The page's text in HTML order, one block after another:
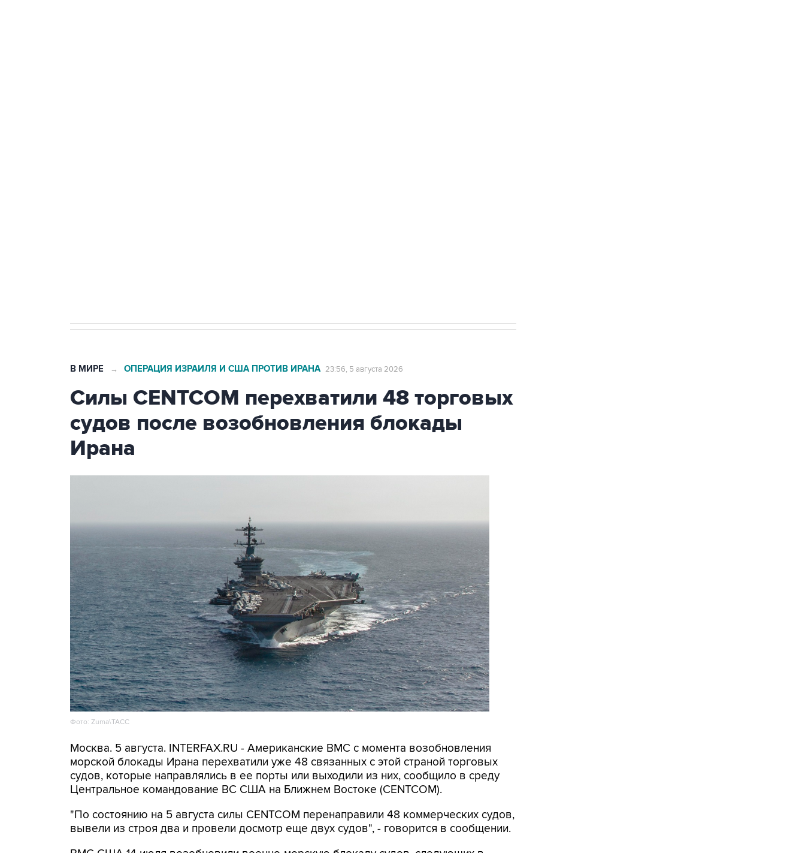
В МИРЕ → ОПЕРАЦИЯ ИЗРАИЛЯ И США ПРОТИВ ИРАНА 23:56, 5 августа 2026
Силы CENTCOM перехватили 48 торговых
судов после возобновления блокады
Ирана
Фото: Zuma\ТАСС
Москва. 5 августа. INTERFAX.RU - Американские ВМС с момента возобновления
морской блокады Ирана перехватили уже 48 связанных с этой страной торговых
судов, которые направлялись в ее порты или выходили из них, сообщило в среду
Центральное командование ВС США на Ближнем Востоке (CENTCOM).
"По состоянию на 5 августа силы CENTCOM перенаправили 48 коммерческих судов,
вывели из строя два и провели досмотр еще двух судов", - говорится в сообщении.